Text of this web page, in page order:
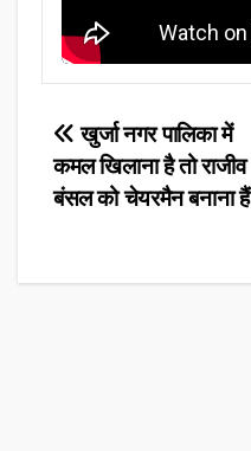
Post
navigation
खुर्जा नगर पालिका में
कमल खिलाना है तो राजीव
बंसल को चेयरमैन बनाना हैं